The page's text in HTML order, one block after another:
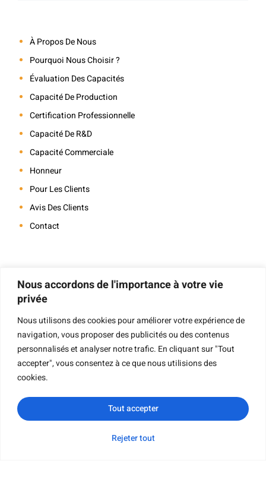
Nous accordons de l'importance à votre vie
privée
Nous utilisons des cookies pour améliorer votre expérience de
navigation, vous proposer des publicités ou des contenus
personnalisés et analyser notre trafic. En cliquant sur "Tout
accepter", vous consentez à ce que nous utilisions des
cookies.
Rejeter tout
Tout accepter
À Propos De Nous
Pourquoi Nous Choisir ?
Évaluation Des Capacités
Capacité De Production
Certification Professionnelle
Capacité De R&D
Capacité Commerciale
Honneur
Pour Les Clients
Avis Des Clients
Contact
Navigation
Impression De Livres
Impression De Livres À Couverture Rigide
Impression De Livres Pour Enfants
Impression De Livres Cartonnés
Demande de